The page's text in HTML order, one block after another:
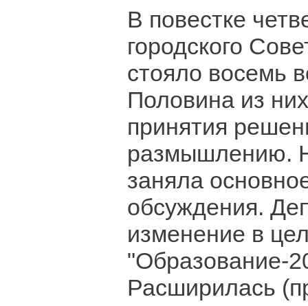
В повестке
городского
стояло восемь
Половина из
принятия
размышлению.
заняла
обсуждения.
изменение в
"Образование-
Расширилась